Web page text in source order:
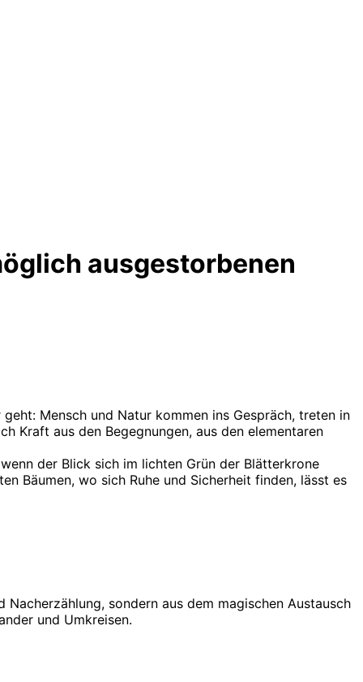
ausgestorbenen
Mensch und Natur kommen ins Gespräch, treten in
Kraft aus den Begegnungen, aus den elementaren
der Blick sich im lichten Grün der Blätterkrone
Bäumen, wo sich Ruhe und Sicherheit finden, lässt es
sondern aus dem magischen Austausch
und Umkreisen.